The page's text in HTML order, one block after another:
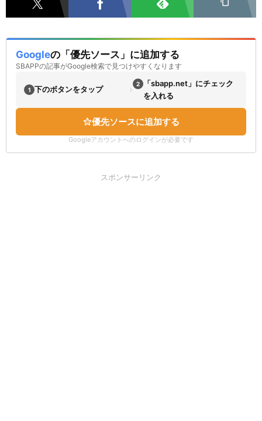
Googleの「優先ソース」に追加する
SBAPPの記事がGoogle検索で見つけやすくなります
1 下のボタンをタップ › 2
「sbapp.net」にチェック
を入れる
優先ソースに追加する
Googleアカウントへのログインが必要です
スポンサーリンク